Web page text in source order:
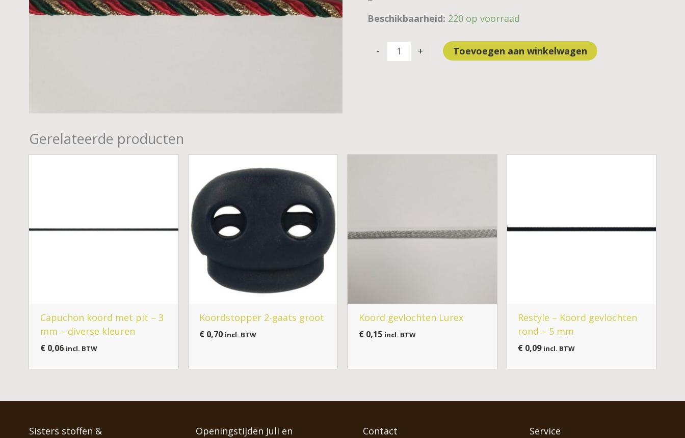
Beschikbaarheid: 220 op voorraad
- + Toevoegen aan winkelwagen
Gerelateerde producten
Capuchon koord met pit – 3
mm – diverse kleuren
€0,06 incl. BTW
Koordstopper 2-gaats groot
€ 0,70 incl. BTW
Koord gevlochten Lurex
€0,15 incl. BTW
Restyle – Koord gevlochten
rond – 5 mm
€ 0,09 incl. BTW
Sisters stoffen &
Openingstijden Juli en
Contact Service